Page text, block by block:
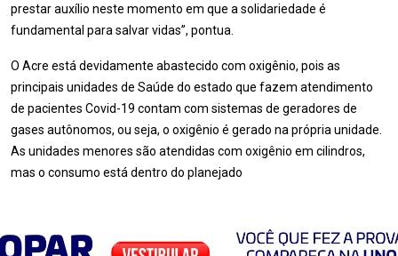
prestar auxílio neste momento em que a solidariedade é
fundamental para salvar vidas”, pontua.
O Acre está devidamente abastecido com oxigênio, pois as
principais unidades de Saúde do estado que fazem atendimento
de pacientes Covid-19 contam com sistemas de geradores de
gases autônomos, ou seja, o oxigênio é gerado na própria unidade.
As unidades menores são atendidas com oxigênio em cilindros,
mas o consumo está dentro do planejado